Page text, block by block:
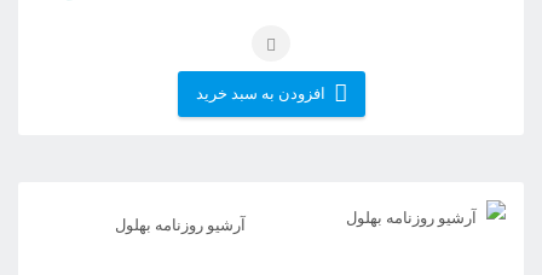
افزودن به سبد خرید
آرشیو روزنامه بهلول